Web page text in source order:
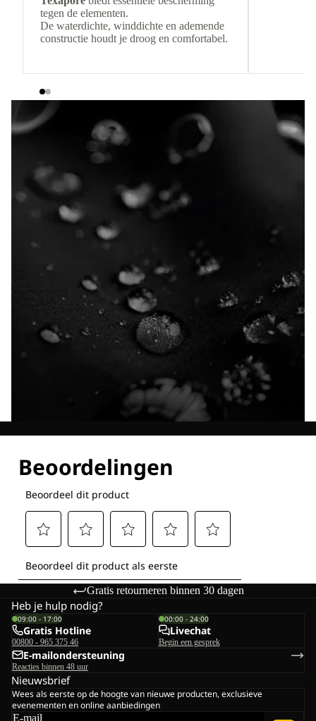
tegen de elementen.
De waterdichte, winddichte en ademende
constructie houdt je droog en comfortabel.
Gratis retourneren binnen 30 dagen
Heb je hulp nodig?
09:00 - 17:00
Gratis Hotline
00800 - 965 375 46
00:00 - 24:00
Livechat
Begin een gesprek
E-mailondersteuning
Reacties binnen 48 uur
Nieuwsbrief
Wees als eerste op de hoogte van nieuwe producten, exclusieve
evenementen en online aanbiedingen
E-mail